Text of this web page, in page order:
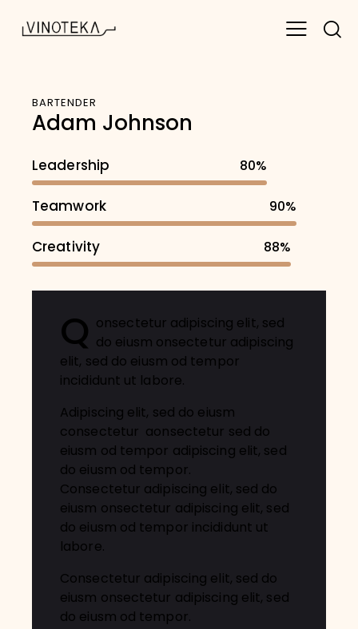
BARTENDER
Adam Johnson
Leadership 80%
Teamwork 90%
Creativity 88%
Q onsectetur adipiscing elit, sed
do eiusm onsectetur adipiscing
elit, sed do eiusm od tempor
incididunt ut labore.
Adipiscing elit, sed do eiusm
consectetur aonsectetur sed do
eiusm od tempor adipiscing elit, sed
do eiusm od tempor.
Consectetur adipiscing elit, sed do
eiusm onsectetur adipiscing elit, sed
do eiusm od tempor incididunt ut
labore.
Consectetur adipiscing elit, sed do
eiusm onsectetur adipiscing elit, sed
do eiusm od tempor.